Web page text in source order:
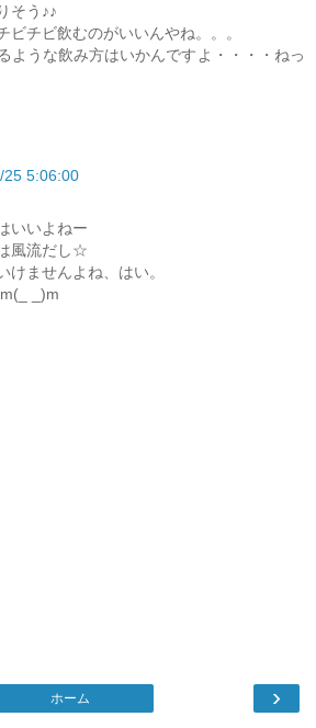
そう♪♪
ビチビ飲むのがいいんやね。。。
ような飲み方はいかんですよ・・・・ねっ
25 5:06:00
いいよねー
風流だし☆
けませんよね、はい。
_)m
›
ホーム